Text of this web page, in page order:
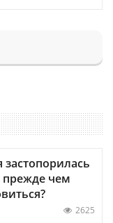
чем
2625